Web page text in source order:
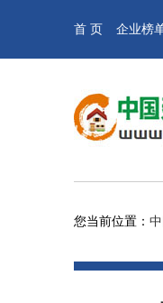
首 页 企业榜
您当前位置：